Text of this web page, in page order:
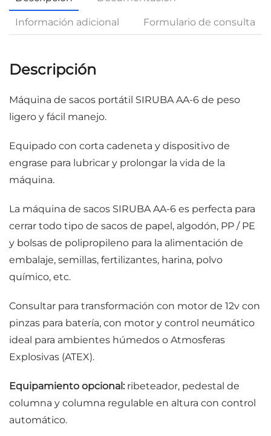
Información adicional Formulario de consulta
Descripción
Máquina de sacos portátil SIRUBA AA-6 de peso
ligero y fácil manejo.
Equipado con corta cadeneta y dispositivo de
engrase para lubricar y prolongar la vida de la
máquina.
La máquina de sacos SIRUBA AA-6 es perfecta para
cerrar todo tipo de sacos de papel, algodón, PP / PE
y bolsas de polipropileno para la alimentación de
embalaje, semillas, fertilizantes, harina, polvo
químico, etc.
Consultar para transformación con motor de 12v con
pinzas para batería, con motor y control neumático
ideal para ambientes húmedos o Atmosferas
Explosivas (ATEX).
Equipamiento opcional: ribeteador, pedestal de
columna y columna regulable en altura con control
automático.